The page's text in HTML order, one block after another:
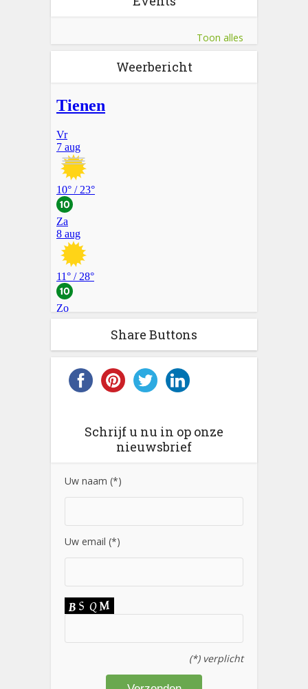
Toon alles
Weerbericht
Share Buttons
Schrijf u nu in op onze
nieuwsbrief
Uw naam (*)
Uw email (*)
(*) verplicht